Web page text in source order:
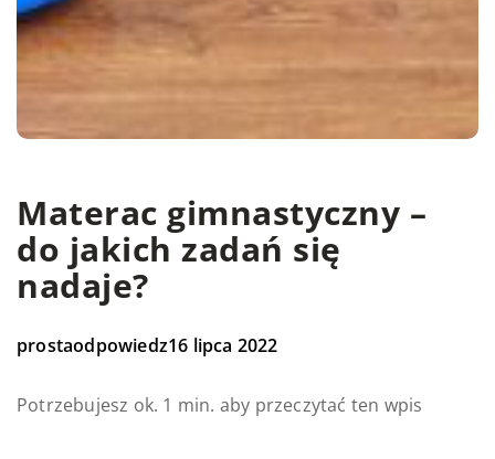
Materac gimnastyczny –
do jakich zadań się
nadaje?
prostaodpowiedz16 lipca 2022
Potrzebujesz ok. 1 min. aby przeczytać ten wpis